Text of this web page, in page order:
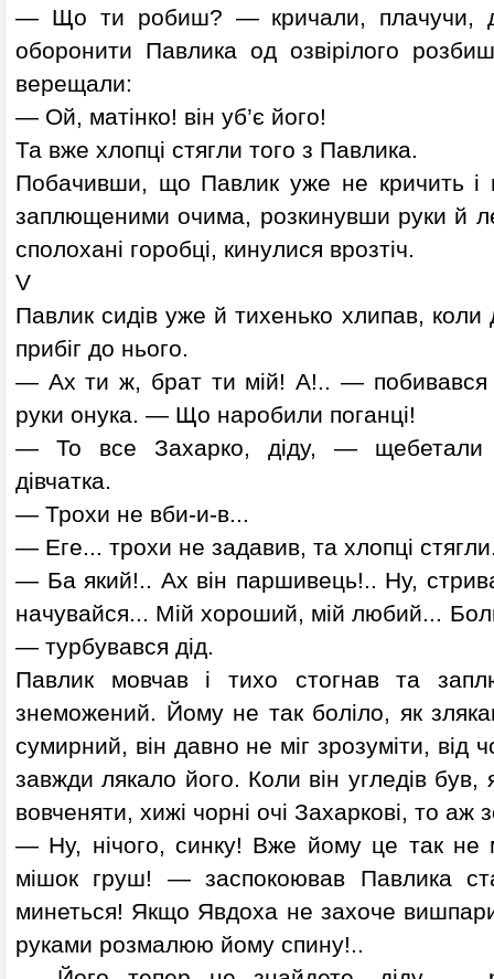
— Що ти робиш? — кричали, плачучи,
оборонити Павлика од озвірілого
верещали:
— Ой, матінко! він уб’є його!
Та вже хлопці стягли того з Павлика.
Побачивши, що Павлик уже не кричить і
заплющеними очима, розкинувши руки й
сполохані горобці, кинулися врозтіч.
V
Павлик сидів уже й тихенько хлипав, коли
прибіг до нього.
— Ах ти ж, брат ти мій! А!.. — побивався
руки онука. — Що наробили поганці!
— То все Захарко, діду, — щебетали
дівчатка.
— Трохи не вби-и-в...
— Еге... трохи не задавив, та хлопці
— Ба який!.. Ах він паршивець!.. Ну,
начувайся... Мій хороший, мій любий...
— турбувався дід.
Павлик мовчав і тихо стогнав та
знеможений. Йому не так боліло, як
сумирний, він давно не міг зрозуміти, від
завжди лякало його. Коли він угледів був,
вовченяти, хижі чорні очі Захаркові, то аж
— Ну, нічого, синку! Вже йому це так не
мішок груш! — заспокоював Павлика
минеться! Якщо Явдоха не захоче
руками розмалюю йому спину!..